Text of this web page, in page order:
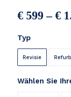
€ 599 –€
Typ
Revisie
Wählen Sie